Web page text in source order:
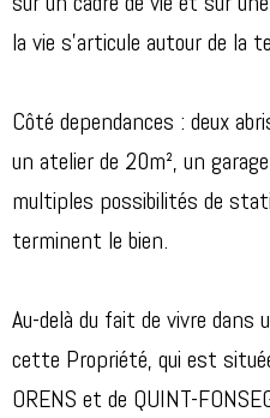
sur un cadre de vie et sur
la vie s'articule autour de la
Côté dependances : deux
un atelier de 20m², un
multiples possibilités de
terminent le bien.
Au-delà du fait de vivre dans
cette Propriété, qui est
ORENS et de QUINT-